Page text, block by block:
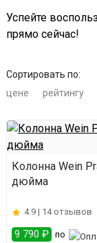
Успейте
прямо сейчас!
Сортировать по:
цене
рейтингу
Колонна Wein
дюйма
4.9 | 14 отзывов
9 790 ₽ по